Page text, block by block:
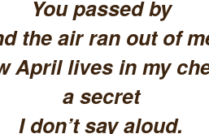
You passed by
the air ran out of
April lives in my
a secret
I don’t say aloud.